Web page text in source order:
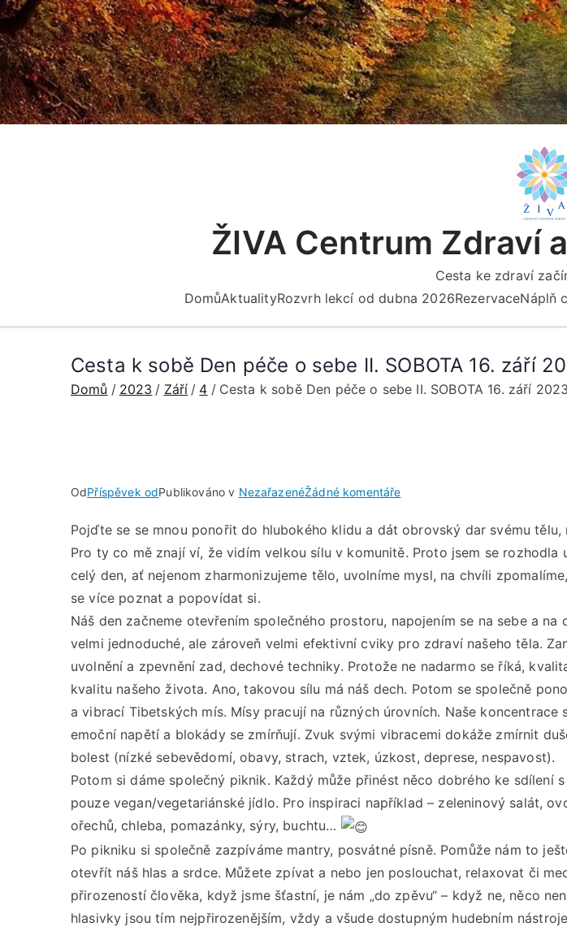
Přeskočit
na
obsah
ŽIVA Centrum Zdraví
Cesta ke zdraví
DomůAktualityRozvrh lekcí od dubna 2026RezervaceNáplň
Cesta k sobě Den péče o sebe II. SOBOTA 16. září
Domů 2023 Září 4 Cesta k sobě Den péče o sebe II. SOBOTA 16. září
OdPříspěvek odPublikováno v NezařazenéŽádné komentářeu
k
sobě
Den
sebe
II.
SOBOTA
16.
září
2023
V
9
AŽ
Pojďte se se mnou ponořit do hlubokého klidu a dát obrovský dar svému tělu,
Pro ty co mě znají ví, že vidím velkou sílu v komunitě. Proto jsem se rozhodla
celý den, ať nejenom zharmonizujeme tělo, uvolníme mysl, na chvíli
se více poznat a popovídat si.
Náš den začneme otevřením společného prostoru, napojením se na sebe a na
velmi jednoduché, ale zároveň velmi efektivní cviky pro zdraví našeho těla.
uvolnění a zpevnění zad, dechové techniky. Protože ne nadarmo se říká,
kvalitu našeho života. Ano, takovou sílu má náš dech. Potom se společně
a vibrací Tibetských mís. Mísy pracují na různých úrovních. Naše koncentrace
emoční napětí a blokády se zmírňují. Zvuk svými vibracemi dokáže zmírnit
bolest (nízké sebevědomí, obavy, strach, vztek, úzkost, deprese, nespavost).
Potom si dáme společný piknik. Každý může přinést něco dobrého ke sdílení
pouze vegan/vegetariánské jídlo. Pro inspiraci například – zeleninový salát,
ořechů, chleba, pomazánky, sýry, buchtu…
Po pikniku si společně zazpíváme mantry, posvátné písně. Pomůže nám to
otevřít náš hlas a srdce. Můžete zpívat a nebo jen poslouchat, relaxovat či
přirozeností člověka, když jsme šťastní, je nám „do zpěvu“ – když ne, něco
hlasivky jsou tím nejpřirozenějším, vždy a všude dostupným hudebním